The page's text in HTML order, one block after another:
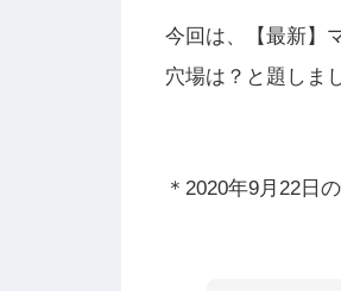
今回は、【最新】
穴場は？と題しま
＊2020年9月22日